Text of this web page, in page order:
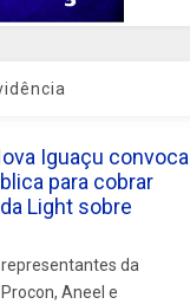
Iguaçu convoca
para cobrar
Light sobre
da
Aneel e